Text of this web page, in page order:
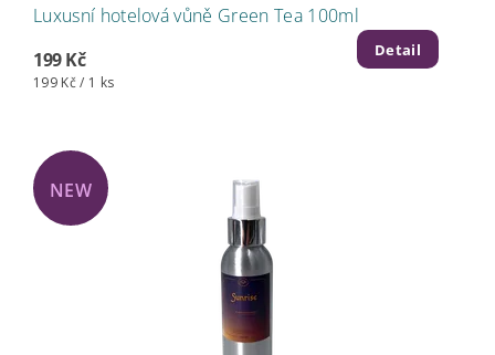
Luxusní hotelová vůně Green Tea 100ml
199 Kč
199 Kč / 1 ks
Detail
NEW